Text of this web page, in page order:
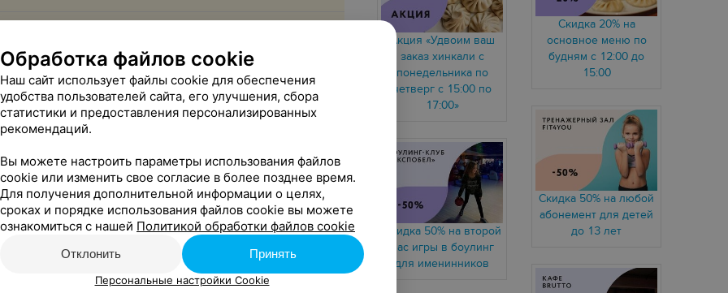
категорий граждан
категорий граждан до 31 декабря
категорий граждан
категорий граждан до 31 декабря
категорий граждан до 31 декабря
Скидка 20% на
основное меню по
будням с 12:00 до
15:00
Акция «Удвоим ваш
заказ хинкали с
понедельника по
четверг с 15:00 по
17:00»
Скидка 50% на любой
абонемент для детей
до 13 лет
Скидка 50% на второй
час игры в боулинг
для именинников
Обработка файлов cookie
Наш сайт использует файлы cookie для обеспечения
удобства пользователей сайта, его улучшения, сбора
статистики и предоставления персонализированных
рекомендаций.
Вы можете настроить параметры использования файлов
cookie или изменить свое согласие в более позднее время.
Для получения дополнительной информации о целях,
сроках и порядке использования файлов cookie вы можете
ознакомиться с нашей Политикой обработки файлов cookie
Отклонить Принять
Персональные настройки Cookie